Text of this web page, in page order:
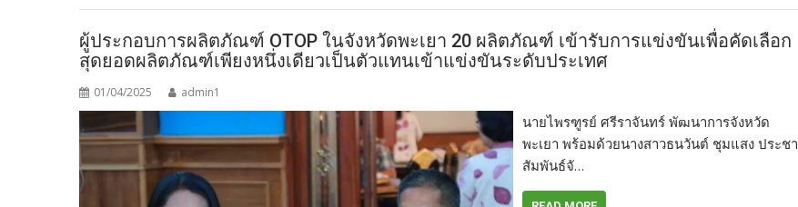
ผู้ประกอบการผลิตภัณฑ์ OTOP ในจังหวัดพะเยา 20 ผลิตภัณฑ์ เข้ารับการแข่งขันเพื่อคัดเลือก
สุดยอดผลิตภัณฑ์เพียงหนึ่งเดียวเป็นตัวแทนเข้าแข่งขันระดับประเทศ
01/04/2025 admin1
นายไพรฑูรย์ ศรีราจันทร์ พัฒนาการจังหวัด
พะเยา พร้อมด้วยนางสาวธนวันต์ ชุมแสง ประชา
สัมพันธ์จั…